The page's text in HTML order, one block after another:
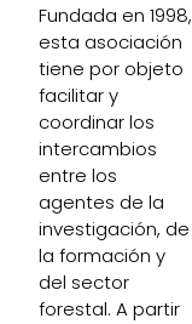
Fundada en 1998,
esta asociación
tiene por objeto
facilitar y
coordinar los
intercambios
entre los
agentes de la
investigación, de
la formación y
del sector
forestal. A partir